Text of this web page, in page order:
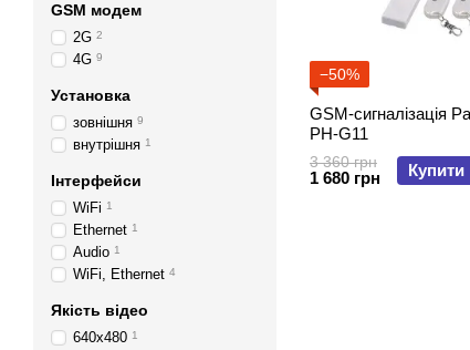
−50%
GSM-сигналізація Patrol Hawk
PH-G11
3 360 грн
1 680 грн Купити
GSM модем
2G 2
4G 9
Установка
зовнішня 9
внутрішня 1
Інтерфейси
WiFi 1
Ethernet 1
Audio 1
WiFi, Ethernet 4
Якість відео
640x480 1